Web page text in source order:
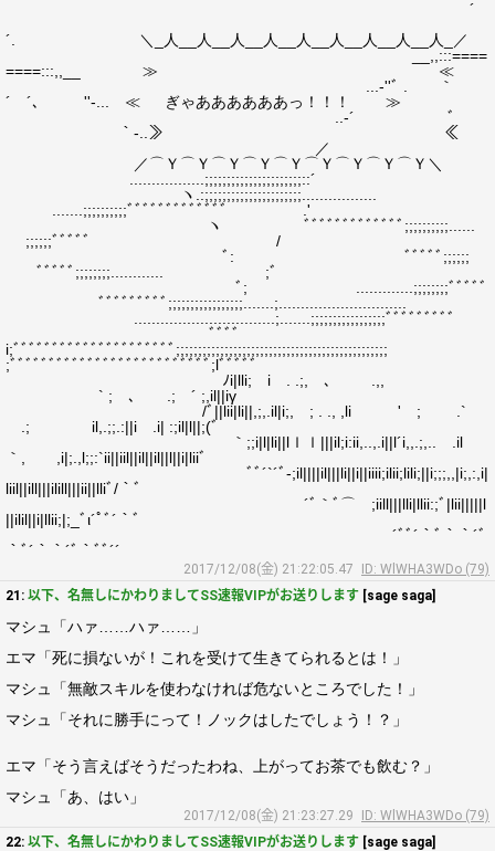
´
´. ＼_人__人__人__人__人__人__人__人__人_／
__,,:::====
====:::,,__ ≫ ≪
...‐''ﾞ . ｀
´ ´､ ゝ ''‐... ≪ ぎゃああああああっ！！！ ≫
..‐´ ﾞ
｀‐..≫ ≪
／
／⌒Ｙ⌒Ｙ⌒Ｙ⌒Ｙ⌒Ｙ⌒Ｙ⌒Ｙ⌒Ｙ⌒Ｙ＼
.................;;;;;;;;;;;;;;;;;;;;;;::´
ヽ.:;;;;;;;;;;;;;;;;;;;;;;.................
.......;;;;;;;;;;ﾞﾞﾞﾞﾞﾞﾞﾞﾞﾞﾞﾞﾞ .'
ヽ ﾞﾞﾞﾞﾞﾞﾞﾞﾞﾞﾞﾞﾞ;;;;;;;;;;......
;;;;;;ﾞﾞﾞﾞﾞ /
ﾞ: ﾞﾞﾞﾞﾞ;;;;;;
ﾞﾞﾞﾞﾞ;;;;;;;;............ ;ﾞ
ﾞ; .............;;;;;;;;ﾞﾞﾞﾞﾞ
ﾞﾞﾞﾞﾞﾞﾞﾞﾞ;;;;;;;;;;;;;;;;;.......;.............................
................................;.......;;;;;;;;;;;;;;;;;ﾞﾞﾞﾞﾞﾞﾞﾞﾞ
ﾞﾞﾞﾞ
i;ﾞﾞﾞﾞﾞﾞﾞﾞﾞﾞﾞﾞﾞﾞﾞﾞﾞﾞﾞﾞﾞ;;;;;;;;;;;;;;;;;;;;;;;;;;;;;;;;;;;;;;;;;;;;;;;;
;ﾞﾞﾞﾞﾞﾞﾞﾞﾞﾞﾞﾞﾞﾞﾞﾞﾞﾞﾞﾞﾞﾞﾞﾞﾞﾞ;lﾞﾞﾞﾞﾞ
ﾉi|lli; i . .;, ､ .,,
` ; ､ .; ´ ;,il||iγ
/ﾞ||lii|li||,;,.il|i;, ; . ., ,li ' ; .`
.; il,.;;.:||i .i| :;il|l||;(ﾞ
｀;;i|l|li||lｌｌ|||il;i:ii,..,.i||l´i,,.;,.. .il
｀, ,i|;.,l;;:`ii||iil||il||il||l||i|liiﾞゝ
ﾞﾞ´`´ﾞ-;il||||il|||li||i||iiii;ilii;lili;||i;;;,,|i;,:,i|
liil||ill|||ilill|||ii||lliﾞ/｀ﾞ
´ﾞ｀ﾞ⌒ゞ;iill|||lli|llii:;ﾞ|lii|||||l
||ilil||i|llii;|;_ﾞι´ﾟﾞ´｀ﾞ
´ﾞﾞ´｀ﾞ｀｀´ﾞ
｀ﾞ´｀｀´ﾞ｀ﾞﾞ´´
2017/12/08(金) 21:22:05.47
ID: WlWHA3WDo (79)
21: 以下、名無しにかわりましてSS速報VIPがお送りします [sage saga]
マシュ「ハァ……ハァ……」
エマ「死に損ないが！これを受けて生きてられるとは！」
マシュ「無敵スキルを使わなければ危ないところでした！」
マシュ「それに勝手にって！ノックはしたでしょう！？」
エマ「そう言えばそうだったわね、上がってお茶でも飲む？」
マシュ「あ、はい」
2017/12/08(金) 21:23:27.29
ID: WlWHA3WDo (79)
22: 以下、名無しにかわりましてSS速報VIPがお送りします [sage saga]